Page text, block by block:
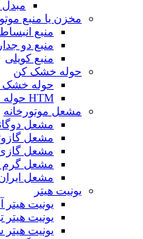
مخزن یا منبع
منبع انبساط
منبع دو
منبع کویلی
حوله خشک کن
حوله خشک
HTM حوله خشک کن استیل
مشعل موتورخانه
مشعل
مشعل
مشعل
مشعل گرم
مشعل ایران
یونیت هیتر
یونیت هیتر
یونیت هیتر
یونیت هیتر